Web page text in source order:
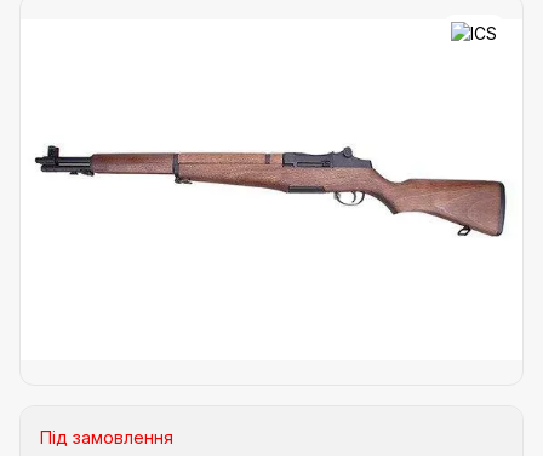
Під замовлення